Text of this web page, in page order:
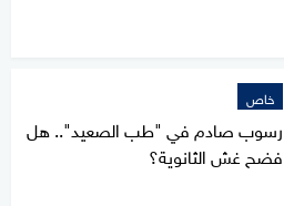
خاص
رسوب صادم في "طب الصعيد".. هل
فضح غش الثانوية؟